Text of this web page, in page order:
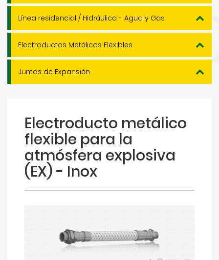
Línea residencial / Hidráulica - Agua y Gas
Electroductos Metálicos Flexibles
Juntas de Expansión
Electroducto metálico
flexible para la
atmósfera explosiva
(EX) - Inox